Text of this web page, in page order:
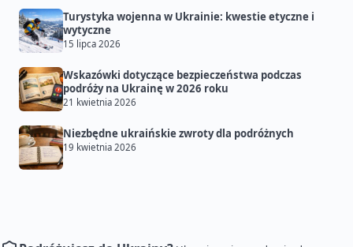
Turystyka wojenna w Ukrainie: kwestie etyczne i
wytyczne
15 lipca 2026
Wskazówki dotyczące bezpieczeństwa podczas
podróży na Ukrainę w 2026 roku
21 kwietnia 2026
Niezbędne ukraińskie zwroty dla podróżnych
19 kwietnia 2026